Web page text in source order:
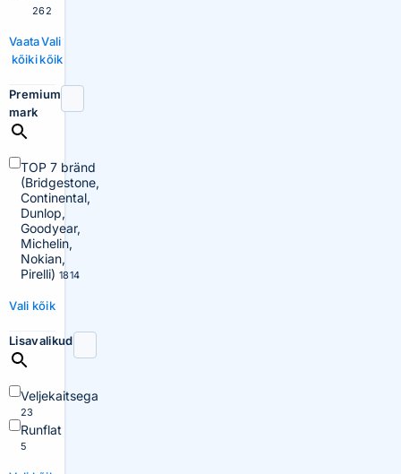
262
Vaata
kõiki
Vali
kõik
Premium
mark
TOP 7 bränd
(Bridgestone,
Continental,
Dunlop,
Goodyear,
Michelin,
Nokian,
Pirelli) 1814
Vali kõik
Lisavalikud
Veljekaitsega
23
Runflat
5